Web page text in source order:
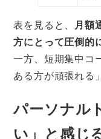
表を見ると、 月額
方にとって圧倒的
一方、短期集中コ
ある方が頑張れる
パーソナル
い」と感じ